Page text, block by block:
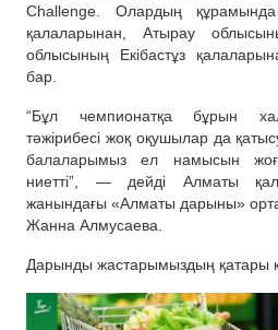
Challenge. Олардың
қалаларынан, Атырау
облысының Екібастұз
бар.
“Бұл чемпионатқа бұрын
тәжірибесі жоқ оқушылар да
балаларымыз ел намысын
ниетті”, — дейді Алматы
жанындағы «Алматы дарыны»
Жанна Алмусаева.
Дарынды жастарымыздың қатары